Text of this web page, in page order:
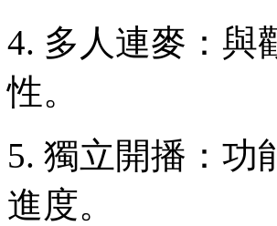
4. 多人連麥：與
性。
5. 獨立開播：功
進度。